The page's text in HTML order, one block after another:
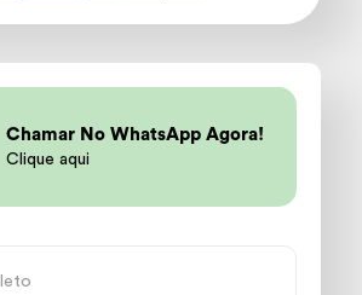
Chamar No WhatsApp Agora!
Clique aqui